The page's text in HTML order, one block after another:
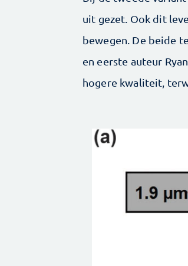
uit gezet. Ook dit
bewegen. De beide
en eerste auteur
hogere kwaliteit,